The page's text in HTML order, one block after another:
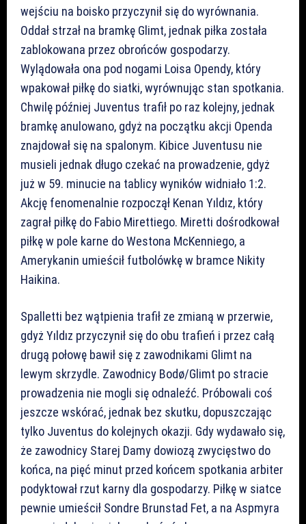
wejściu na boisko przyczynił się do wyrównania.
Oddał strzał na bramkę Glimt, jednak piłka została
zablokowana przez obrońców gospodarzy.
Wylądowała ona pod nogami Loisa Opendy, który
wpakował piłkę do siatki, wyrównując stan spotkania.
Chwilę później Juventus trafił po raz kolejny, jednak
bramkę anulowano, gdyż na początku akcji Openda
znajdował się na spalonym. Kibice Juventusu nie
musieli jednak długo czekać na prowadzenie, gdyż
już w 59. minucie na tablicy wyników widniało 1:2.
Akcję fenomenalnie rozpoczął Kenan Yıldız, który
zagrał piłkę do Fabio Mirettiego. Miretti dośrodkował
piłkę w pole karne do Westona McKenniego, a
Amerykanin umieścił futbolówkę w bramce Nikity
Haikina.
Spalletti bez wątpienia trafił ze zmianą w przerwie,
gdyż Yıldız przyczynił się do obu trafień i przez całą
drugą połowę bawił się z zawodnikami Glimt na
lewym skrzydle. Zawodnicy Bodø/Glimt po stracie
prowadzenia nie mogli się odnaleźć. Próbowali coś
jeszcze wskórać, jednak bez skutku, dopuszczając
tylko Juventus do kolejnych okazji. Gdy wydawało się,
że zawodnicy Starej Damy dowiozą zwycięstwo do
końca, na pięć minut przed końcem spotkania arbiter
podyktował rzut karny dla gospodarzy. Piłkę w siatce
pewnie umieścił Sondre Brunstad Fet, a na Aspmyra